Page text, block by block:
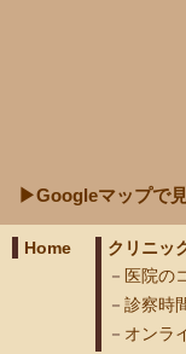
▶Googleマップで
Home
クリニッ
医院の
診察時
オンラ